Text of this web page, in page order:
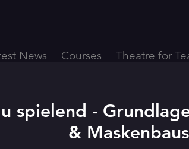
spielend -
& Maskenbaus
News Courses Theatre for